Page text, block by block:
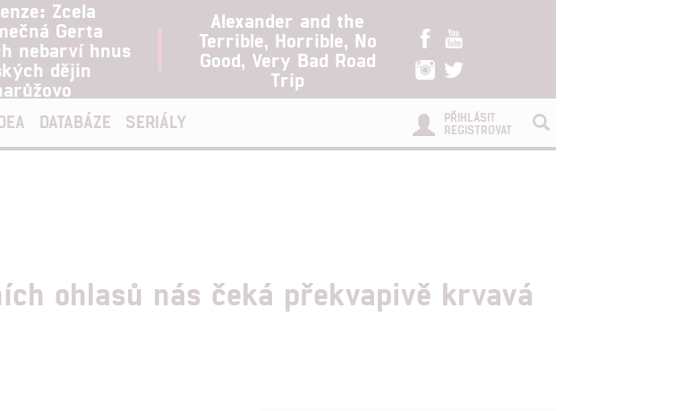
Zcela
Gerta
nebarví hnus
dějin
Alexander and the
Terrible, Horrible, No
Good, Very Bad Road
Trip
DATABÁZE SERIÁLY
PŘIHLÁSIT
REGISTROVAT
ohlasů nás čeká překvapivě krvavá